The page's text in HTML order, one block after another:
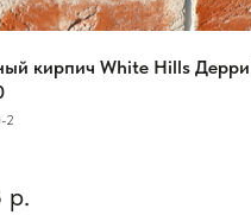
кирпич White Hills
2
р.